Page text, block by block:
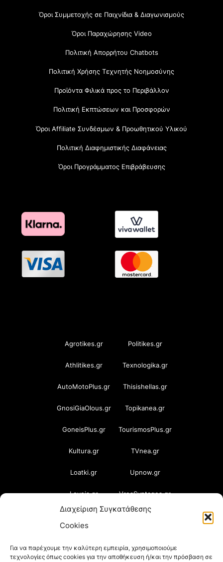
Διαχείριση Συγκατάθεσης
Cookies
Για να παρέχουμε την καλύτερη εμπειρία, χρησιμοποιούμε
τεχνολογίες όπως cookies για την αποθήκευση ή/και την πρόσβαση σε
Όροι Συμμετοχής σε Παιχνίδια & Διαγωνισμούς
Όροι Παραχώρησης Video
Πολιτική Απορρήτου Chatbots
Πολιτική Χρήσης Τεχνητής Νοημοσύνης
Προϊόντα Φιλικά προς το Περιβάλλον
Πολιτική Εκπτώσεων και Προσφορών
Όροι Affiliate Συνδέσμων & Προωθητικού Υλικού
Πολιτική Διαφημιστικής Διαφάνειας
Όροι Προγράμματος Επιβράβευσης
Agrotikes.gr Politikes.gr
Athlitikes.gr Texnologika.gr
AutoMotoPlus.gr Thisishellas.gr
GnosiGiaOlous.gr Topikanea.gr
GoneisPlus.gr TourismosPlus.gr
Kultura.gr TVnea.gr
Loatki.gr Upnow.gr
Loveis.gr VresSyntages.gr
ModernaGynaika.gr Xristianika.gr
Oikotropia.gr ZoumeSpiti.gr